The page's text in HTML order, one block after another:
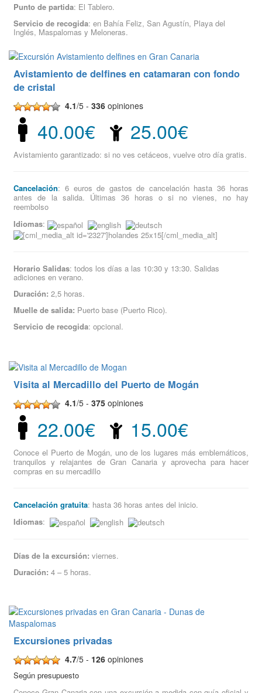
Punto de partida: El Tablero.
Servicio de recogida: en Bahía Feliz, San Agustín, Playa del
Inglés, Maspalomas y Meloneras.
Avistamiento de delfines en catamaran con fondo
de cristal
4.1/5 -336 opiniones
40.00€ 25.00€
Avistamiento garantizado: si no ves cetáceos, vuelve otro día gratis.
Cancelación: 6 euros de gastos de cancelación hasta 36 horas
antes de la salida. Últimas 36 horas o si no vienes, no hay
reembolso
Idiomas:
Horario Salidas: todos los días a las 10:30 y 13:30. Salidas
adiciones en verano.
Duración: 2,5 horas.
Muelle de salida: Puerto base (Puerto Rico).
Servicio de recogida: opcional.
Visita al Mercadillo del Puerto de Mogán
4.1/5 -375 opiniones
22.00€ 15.00€
Conoce el Puerto de Mogán, uno de los lugares más emblemáticos,
tranquilos y relajantes de Gran Canaria y aprovecha para hacer
compras en su mercadillo
Cancelación gratuita: hasta 36 horas antes del inicio.
Idiomas:
Días de la excursión: viernes.
Duración: 4 – 5 horas.
Excursiones privadas
4.7/5 - 126 opiniones
Según presupuesto